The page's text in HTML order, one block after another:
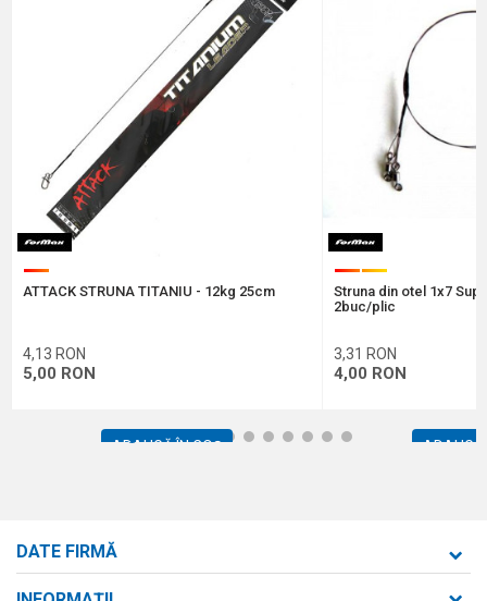
Protectie anti-spam - calculeaza 2 + 3 :
TRIMITE
ATTACK STRUNA TITANIU - 12kg 25cm
4,13 RON
5,00 RON
ADAUGĂ ÎN COȘ
Struna din otel 1x7
2buc/plic
3,31 RON
4,00 RON
ADAUGĂ
1 2 3 4 5 6 7 8 9 101112
DATE FIRMĂ